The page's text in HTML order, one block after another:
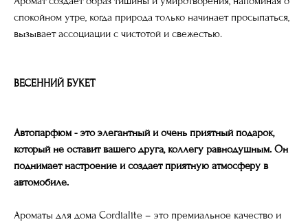
спокойном утре, когда природа только начинает просыпаться,
вызывает ассоциации с чистотой и свежестью.
ВЕСЕННИЙ БУКЕТ
Автопарфюм - это элегантный и очень приятный подарок,
который не оставит вашего друга, коллегу равнодушным. Он
поднимает настроение и создает приятную атмосферу в
автомобиле.
Ароматы для дома Cordialite – это премиальное качество и